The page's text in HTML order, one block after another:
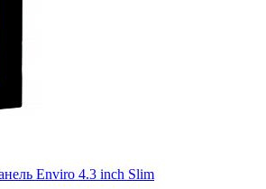
Enviro 4.3 inch Slim